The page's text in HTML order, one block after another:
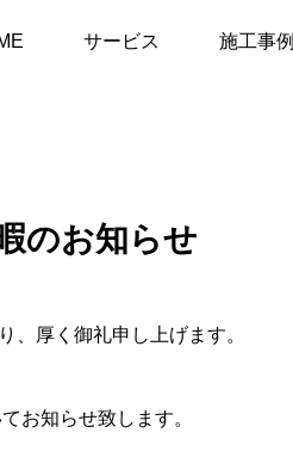
サービス 施工事例
2025年、夏季休暇のお知らせ
のお知らせ
、厚く御礼申し上げます。
お知らせ致します。